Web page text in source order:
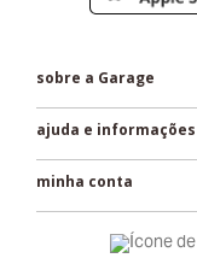
sobre a Garage
ajuda e informações
minha conta